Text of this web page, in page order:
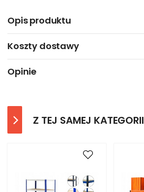
Opis produktu
Koszty dostawy
Opinie
Z TEJ SAMEJ KATEGORII